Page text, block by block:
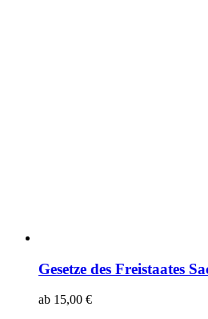
Gesetze des Freistaates
ab 15,00 €